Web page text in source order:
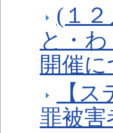
(１
と・
開催
【
罪被害